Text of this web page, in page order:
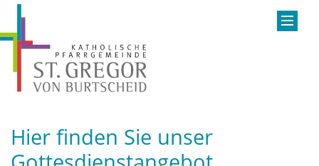
Hier finden Sie unser